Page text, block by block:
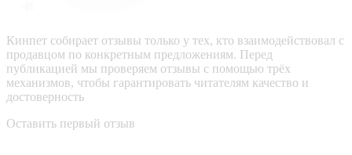
Кинпет собирает отзывы только у тех, кто взаимодействовал с
продавцом по конкретным предложениям. Перед
публикацией мы проверяем отзывы с помощью трёх
механизмов, чтобы гарантировать читателям качество и
достоверность
Оставить первый отзыв